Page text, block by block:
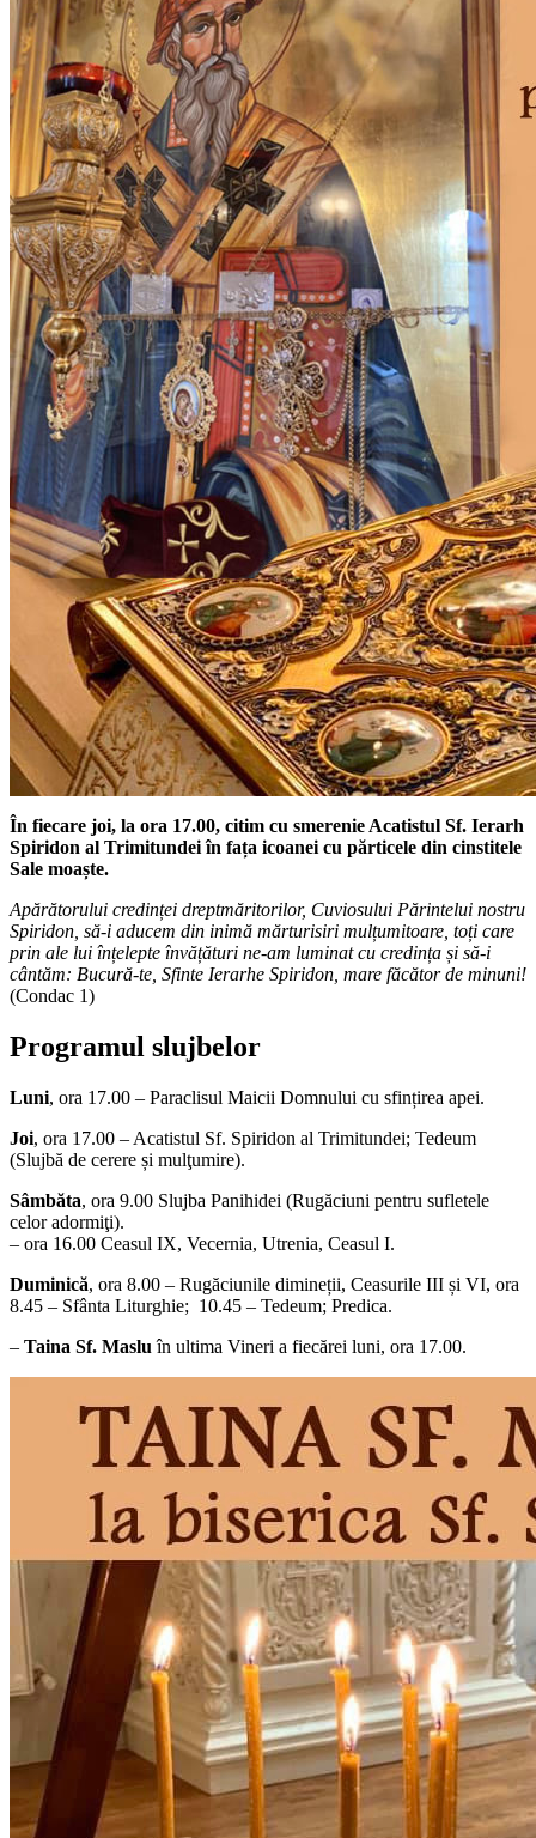
În fiecare joi, la ora 17.00, citim cu smerenie Acatistul Sf. Ierarh
Spiridon al Trimitundei în fața icoanei cu părticele din cinstitele
Sale moaște.
Apărătorului credinței dreptmăritorilor, Cuviosului Părintelui nostru
Spiridon, să-i aducem din inimă mărturisiri mulțumitoare, toți care
prin ale lui înțelepte învățături ne-am luminat cu credința și să-i
cântăm: Bucură-te, Sfinte Ierarhe Spiridon, mare făcător de minuni!
(Condac 1)
Programul slujbelor
Luni, ora 17.00 – Paraclisul Maicii Domnului cu sfințirea apei.
Joi, ora 17.00 – Acatistul Sf. Spiridon al Trimitundei; Tedeum
(Slujbă de cerere și mulţumire).
Sâmbăta, ora 9.00 Slujba Panihidei (Rugăciuni pentru sufletele
celor adormiţi).
– ora 16.00 Ceasul IX, Vecernia, Utrenia, Ceasul I.
Duminică, ora 8.00 – Rugăciunile dimineții, Ceasurile III și VI, ora
8.45 – Sfânta Liturghie; 10.45 – Tedeum; Predica.
– Taina Sf. Maslu în ultima Vineri a fiecărei luni, ora 17.00.